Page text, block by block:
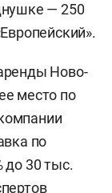
— 250
Ново-
место по
по
до 30 тыс.